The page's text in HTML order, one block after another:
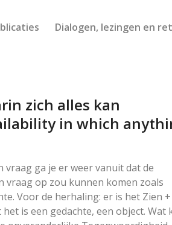
Dialogen, lezingen en
zich alles kan
in which
vraag ga je er weer vanuit dat de
vraag op zou kunnen komen zoals
Voor de herhaling: er is het Zien
is een gedachte, een object. Wat